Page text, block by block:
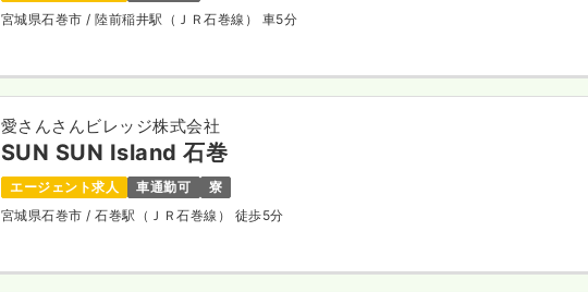
宮城県石巻市/ 陸前稲井駅（ＪＲ石巻線） 車5分
愛さんさんビレッジ株式会社
SUN SUN Island 石巻
エージェント求人 車通勤可
寮
宮城県石巻市/ 石巻駅（ＪＲ石巻線） 徒歩5分